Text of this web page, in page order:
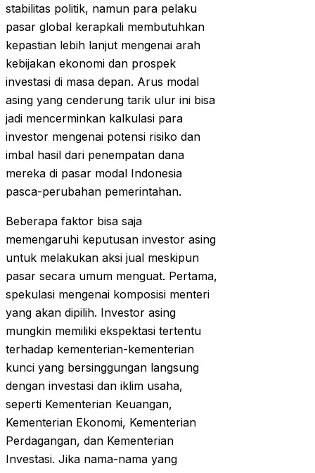
stabilitas politik, namun para pelaku
pasar global kerapkali membutuhkan
kepastian lebih lanjut mengenai arah
kebijakan ekonomi dan prospek
investasi di masa depan. Arus modal
asing yang cenderung tarik ulur ini bisa
jadi mencerminkan kalkulasi para
investor mengenai potensi risiko dan
imbal hasil dari penempatan dana
mereka di pasar modal Indonesia
pasca-perubahan pemerintahan.
Beberapa faktor bisa saja
memengaruhi keputusan investor asing
untuk melakukan aksi jual meskipun
pasar secara umum menguat. Pertama,
spekulasi mengenai komposisi menteri
yang akan dipilih. Investor asing
mungkin memiliki ekspektasi tertentu
terhadap kementerian-kementerian
kunci yang bersinggungan langsung
dengan investasi dan iklim usaha,
seperti Kementerian Keuangan,
Kementerian Ekonomi, Kementerian
Perdagangan, dan Kementerian
Investasi. Jika nama-nama yang